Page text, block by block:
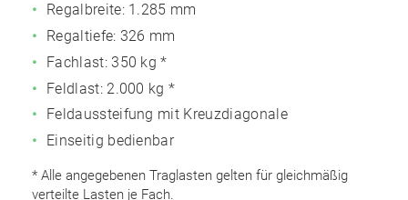
Regalbreite: 1.285 mm
Regaltiefe: 326 mm
Fachlast: 350 kg *
Feldlast: 2.000 kg *
Feldaussteifung mit Kreuzdiagonale
Einseitig bedienbar
* Alle angegebenen Traglasten gelten für gleichmäßig
verteilte Lasten je Fach.